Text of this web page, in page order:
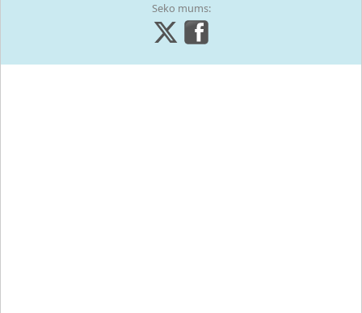
Seko mums: